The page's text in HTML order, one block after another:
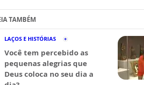
TAMBÉM
LAÇOS E HISTÓRIAS
Você tem percebido as
pequenas alegrias que
Deus coloca no seu dia a